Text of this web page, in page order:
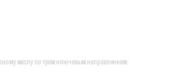
маслу по трем ключевым направлениям: